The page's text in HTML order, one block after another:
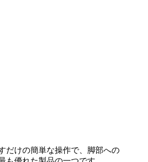
だけの簡単な操作で、脚部への